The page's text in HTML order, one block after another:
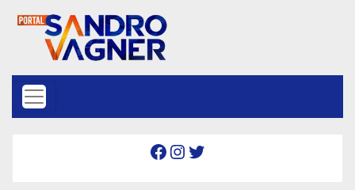
Facebook Instagram Twitter